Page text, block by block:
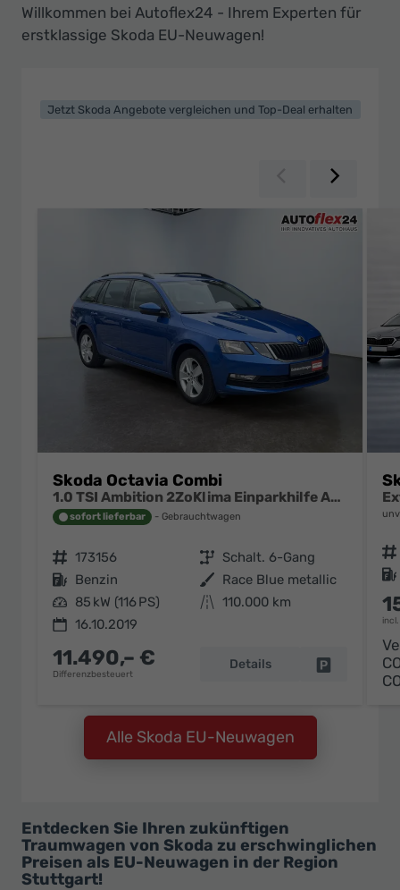
Willkommen bei Autoflex24 - Ihrem Experten für
erstklassige Skoda EU-Neuwagen!
Jetzt Skoda Angebote vergleichen und Top-Deal erhalten
Zurück
Skoda Octavia Combi
1.0 TSI Ambition 2ZoKlima Einparkhilfe Audio Swing
sofort lieferbar Gebrauchtwagen
Fahrzeugnr. 173156 Getriebe Schalt. 6-Gang
Kraftstoff Benzin Außenfarbe Race Blue metallic
Leistung 85 kW (116 PS) Kilometerstand 110.000 km
16.10.2019
11.490,– €
Differenzbesteuert
Details Fahrzeug
Fahrzeugnr.
Kraftstoff
Alle Skoda EU-Neuwagen
Entdecken Sie Ihren zukünftigen
Traumwagen von Skoda zu erschwinglichen
Preisen als EU-Neuwagen in der Region
Stuttgart!